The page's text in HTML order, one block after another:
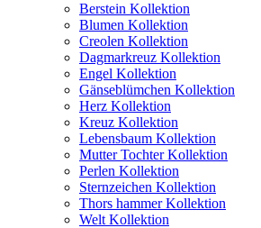
Berstein Kollektion
Blumen Kollektion
Creolen Kollektion
Dagmarkreuz Kollektion
Engel Kollektion
Gänseblümchen Kollektion
Herz Kollektion
Kreuz Kollektion
Lebensbaum Kollektion
Mutter Tochter Kollektion
Perlen Kollektion
Sternzeichen Kollektion
Thors hammer Kollektion
Welt Kollektion